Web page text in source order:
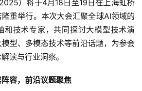
）将于4月18日至19日在上海虹桥
重举行。本次大会汇聚全球AI领域的
和技术专家，共同探讨大模型技术演
型、多模态技术等前沿话题，为参会
读与行业洞察。
容，前沿议题聚焦